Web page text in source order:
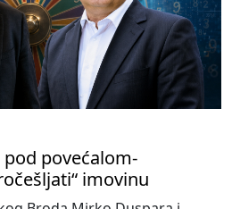
povećalom-
imovinu